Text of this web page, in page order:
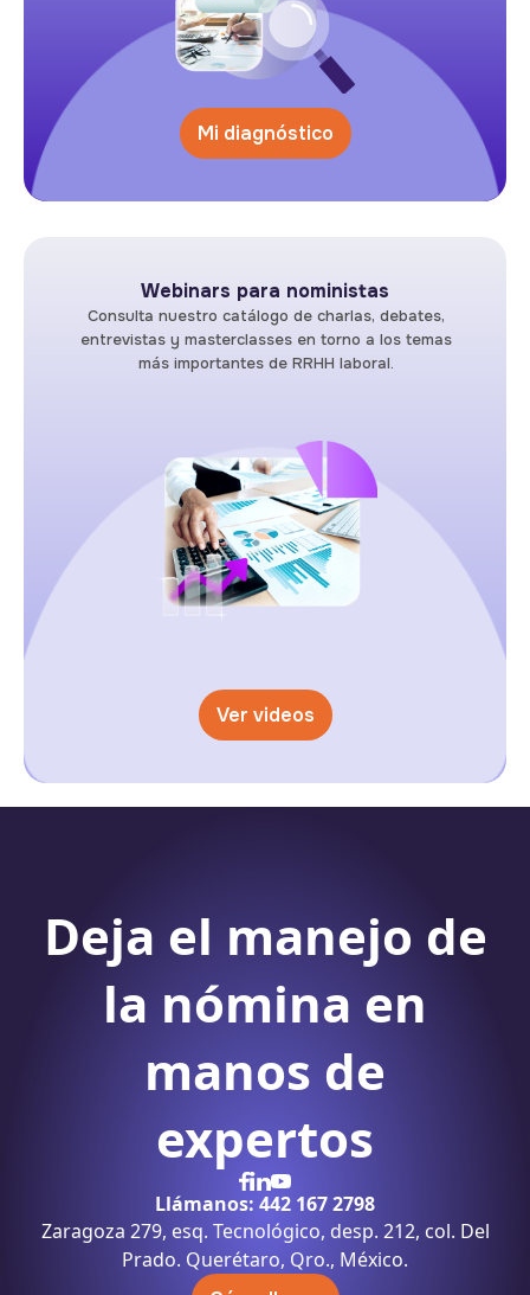
Mi diagnóstico
Webinars para noministas
Consulta nuestro catálogo de charlas, debates,
entrevistas y masterclasses en torno a los temas
más importantes de RRHH laboral.
Ver videos
Deja el manejo de
la nómina en
manos de
expertos
Llámanos: 442 167 2798
Zaragoza 279, esq. Tecnológico, desp. 212, col. Del
Prado. Querétaro, Qro., México.